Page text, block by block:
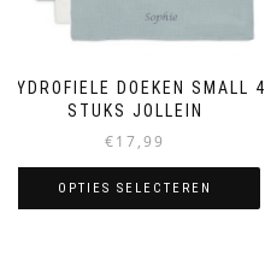
HYDROFIELE DOEKEN SMALL 4
STUKS JOLLEIN
€17,99
OPTIES SELECTEREN